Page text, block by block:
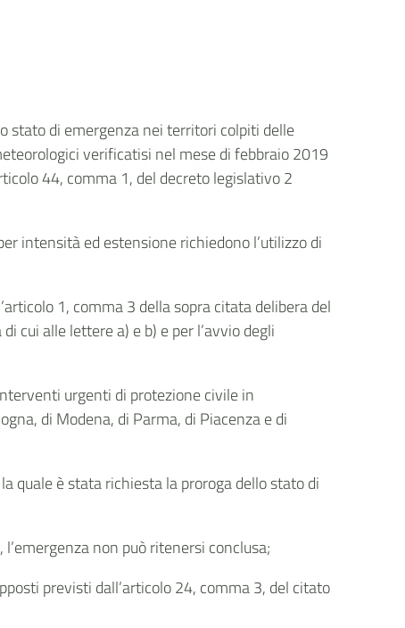
stato di emergenza nei territori colpiti delle
verificatisi nel mese di febbraio 2019
44, comma 1, del decreto legislativo 2
intensità ed estensione richiedono l’utilizzo di
1, comma 3 della sopra citata delibera del
cui alle lettere a) e b) e per l’avvio degli
urgenti di protezione civile in
di Modena, di Parma, di Piacenza e di
quale è stata richiesta la proroga dello stato di
non può ritenersi conclusa;
previsti dall’articolo 24, comma 3, del citato